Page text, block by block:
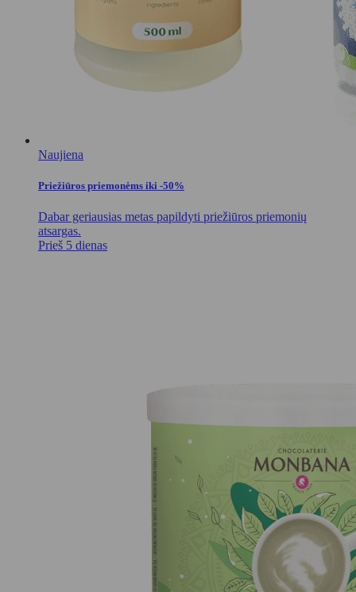
Naujiena
Priežiūros priemonėms iki -50%
Dabar geriausias metas papildyti priežiūros priemonių
atsargas.
Prieš 5 dienas